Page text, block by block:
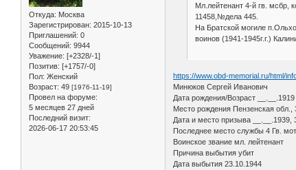
Откуда: Москва
Зарегистрирован: 2015-10-13
Приглашений: 0
Сообщений: 9944
Уважение: [+2328/-1]
Позитив: [+1757/-0]
Пол: Женский
Возраст: 49 [1976-11-19]
Провел на форуме:
5 месяцев 27 дней
Последний визит:
2026-06-17 20:53:45
Мл.лейтенант 4-й гв. мсбр,
11458,№дела 445.
На Братской могиле
воинов (1941-1945г.г.)
https://www.obd-memorial.ru/html/
Минюков Сергей Иванович
Дата рождения/Возраст __.__.1919
Место рождения Пензенская
Дата и место призыва
Последнее место службы 4 Гв.
Воинское звание мл. лейтенант
Причина выбытия убит
Дата выбытия 23.10.1944